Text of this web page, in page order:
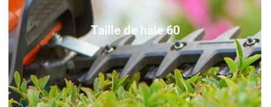
Taille de haie 60